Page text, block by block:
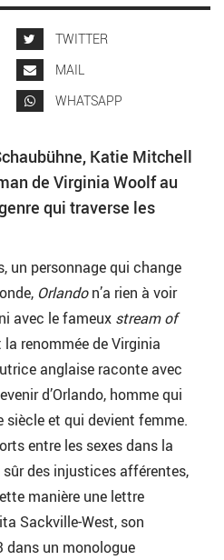
TWITTER
MAIL
WHATSAPP
Katie Mitchell
de Virginia Woolf au
qui traverse les
un personnage qui change
Orlandon’a rien à voir
avec le fameux stream of
renommée de Virginia
anglaise raconte avec
d’Orlando, homme qui
siècle et qui devient femme.
entre les sexes dans la
des injustices afférentes,
manière une lettre
Sackville-West, son
dans un monologue